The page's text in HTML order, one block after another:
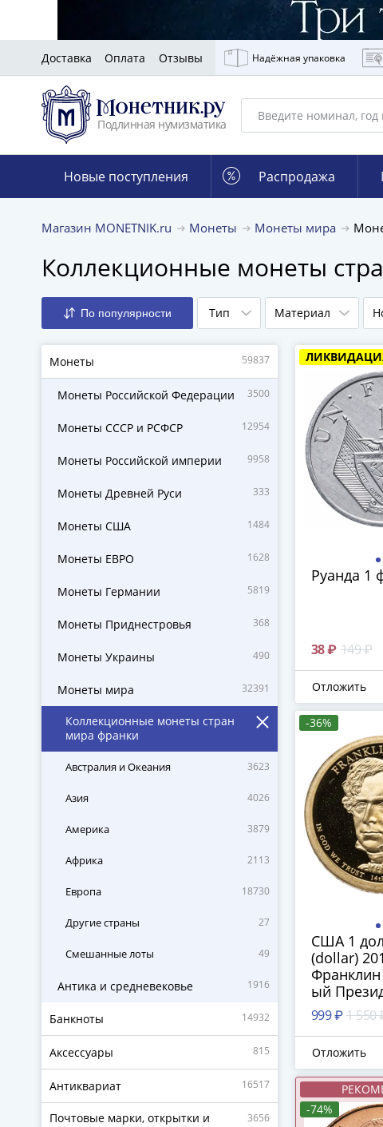
Доставка Оплата Отзывы Надёжная упаковка
Подлинная нумизматика
Новые поступления Распродажа
Магазин MONETNIK.ru Монеты Монеты мира
Коллекционные монеты
По популярности Тип Материал
Монеты 59837
Монеты Российской Федерации 3500
Монеты СССР и РСФСР 12954
Монеты Российской империи 9958
Монеты Древней Руси 333
Монеты США 1484
Монеты ЕВРО 1628
Монеты Германии 5819
Монеты Приднестровья 368
Монеты Украины 490
Монеты мира
Коллекционные монеты стран
мира франки
32391
Австралия и Океания 3623
Азия 4026
Америка 3879
Африка 2113
Европа 18730
Другие страны 27
Смешанные лоты 49
Антика и средневековье 1916
Банкноты 14932
Аксессуары 815
Антиквариат 16517
Почтовые марки, открытки и
3656
Руанда 1
38 ₽ 149 ₽
Отложить
-36%
США 1
(dollar)
ый
знак
двора "S" -
999 ₽ 1 550
Отложить
-74%